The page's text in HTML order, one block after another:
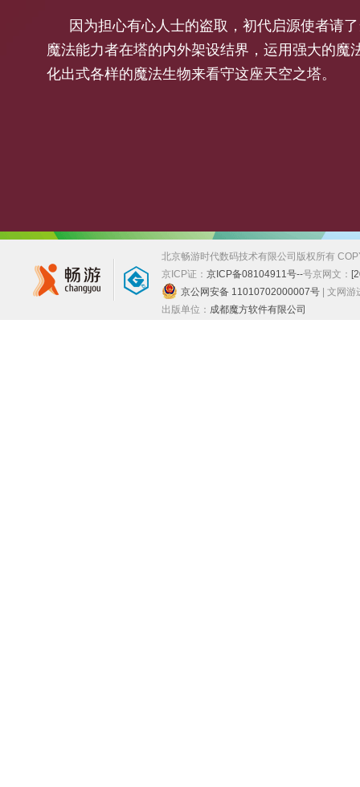
因为担心有心人士的盗取，初代启源使者请
魔法能力者在塔的内外架设结界，运用强大的魔
化出式各样的魔法生物来看守这座天空之塔。
北京畅游时代数码技术有限公司版权所有
京ICP证： 京ICP备08104911号--号京网文：
京公网安备 11010702000007号 | 文网游
出版单位： 成都魔方软件有限公司